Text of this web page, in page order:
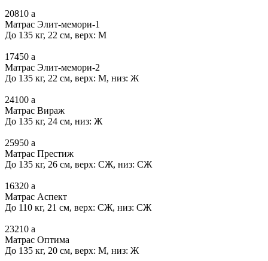
20810 a
Матрас Элит-мемори-1
До 135 кг, 22 см, верх: М
17450 a
Матрас Элит-мемори-2
До 135 кг, 22 см, верх: М, низ: Ж
24100 a
Матрас Вираж
До 135 кг, 24 см, низ: Ж
25950 a
Матрас Престиж
До 135 кг, 26 см, верх: СЖ, низ: СЖ
16320 a
Матрас Аспект
До 110 кг, 21 см, верх: СЖ, низ: СЖ
23210 a
Матрас Оптима
До 135 кг, 20 см, верх: М, низ: Ж